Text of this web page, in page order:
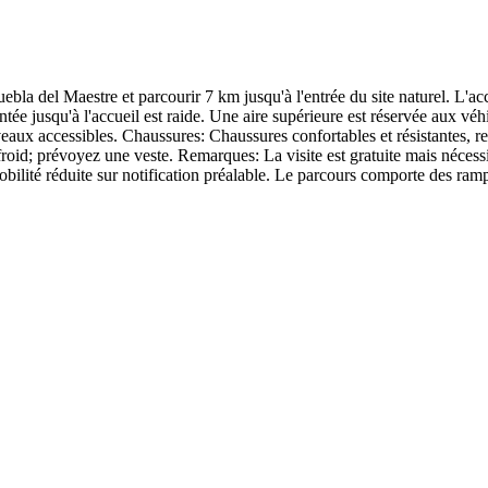
del Maestre et parcourir 7 km jusqu'à l'entrée du site naturel.
jusqu'à l'accueil est raide. Une aire supérieure est réservée aux
accessibles. Chaussures: Chaussures confortables et résistantes,
prévoyez une veste. Remarques: La visite est gratuite mais
réduite sur notification préalable. Le parcours comporte des